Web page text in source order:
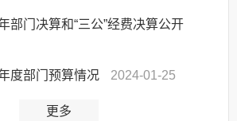
部门决算和“三公”经费决算公开
度部门预算情况 2024-01-25
更多